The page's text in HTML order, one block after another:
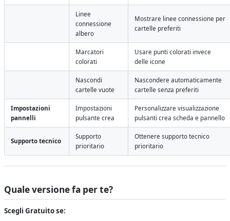
Linee
connessione
albero
Mostrare linee connessione per
cartelle preferiti
Marcatori
colorati
Usare punti colorati invece
delle icone
Nascondi
cartelle vuote
Nascondere automaticamente
cartelle senza preferiti
Impostazioni
pannelli
Impostazioni
pulsante crea
Personalizzare visualizzazione
pulsanti crea scheda e pannello
Supporto tecnico
Supporto
prioritario
Ottenere supporto tecnico
prioritario
Quale versione fa per te?
Scegli Gratuito se: